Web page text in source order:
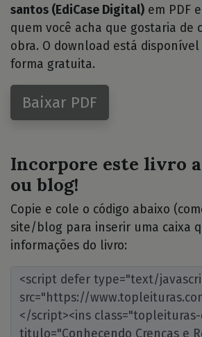
santos (EdiCase Digital) em PDF
quem você acha que gostaria de
obra. O download está
forma gratuita.
Baixar PDF
Incorpore este livro
ou blog!
Copie e cole o código abaixo
site/blog para inserir uma caixa
informações do livro: